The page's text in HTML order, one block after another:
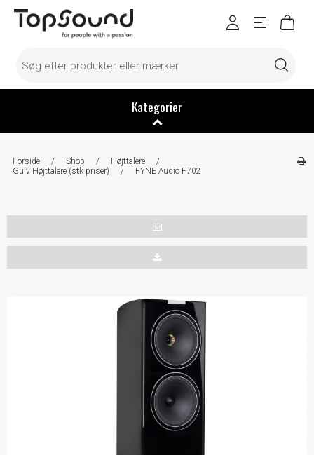
Kategorier
Forside / Shop / Højttalere
/
Gulv Højttalere (stk priser)
/ FYNE Audio F702